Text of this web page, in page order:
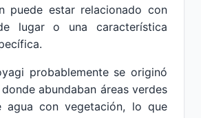
puede estar relacionado con
lugar o una característica
probablemente se originó
abundaban áreas verdes
agua con vegetación, lo que